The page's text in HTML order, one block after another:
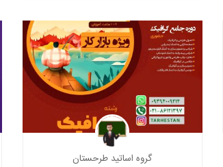
گروه اساتید طرحستان